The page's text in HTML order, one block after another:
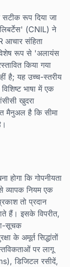
रूप दिया जा
(CNIL) ने
आचार संहिता
रूप से 'अलायंस
किया गया
है; यह उच्च-स्तरीय
भाषा में एक
खुदरा
मैनुअल है कि सीमा
होगा कि गोपनीयता
व्यापक नियम एक
तो प्रदान
हैं। इसके विपरीत,
सूचक
के अमूर्त सिद्धांतों
पर लागू
डिजिटल रसीदें,